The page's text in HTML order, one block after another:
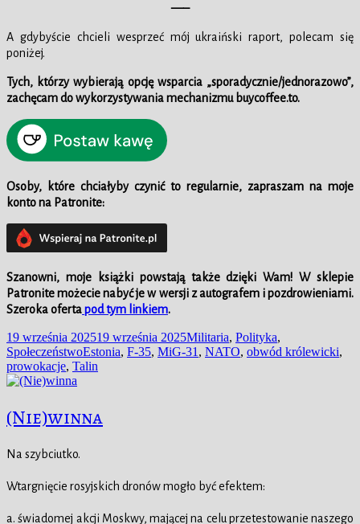
—–
A gdybyście chcieli wesprzeć mój ukraiński raport, polecam się
poniżej.
Tych, którzy wybierają opcję wsparcia „sporadycznie/jednorazowo”,
zachęcam do wykorzystywania mechanizmu buycoffee.to.
Osoby, które chciałyby czynić to regularnie, zapraszam na moje
konto na Patronite:
Szanowni, moje książki powstają także dzięki Wam!Wsklepie
Patronite możecie nabyć je w wersji z autografem i pozdrowieniami.
Szeroka ofertapod tym linkiem.
Data
publikacji
19 września 202519 września 2025Kategorie
Militaria, Polityka,
SpołeczeństwoTagi
Estonia, F-35, MiG-31 , NATO, obwód królewicki,
prowokacje, Talin
(Nie)winna
Na szybciutko.
Wtargnięcie rosyjskich dronów mogło być efektem:
a. świadomej akcji Moskwy, mającej na celu przetestowanie naszego